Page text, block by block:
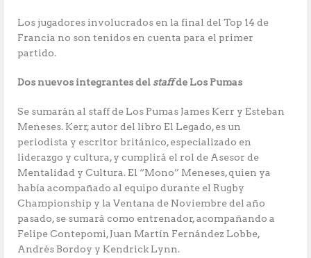
Los jugadores involucrados en la final del Top 14 de
Francia no son tenidos en cuenta para el primer
partido.
Dos nuevos integrantes del staffde Los Pumas
Se sumarán al staff de Los Pumas James Kerr y Esteban
Meneses. Kerr, autor del libro El Legado, es un
periodista y escritor británico, especializado en
liderazgo y cultura, y cumplirá el rol de Asesor de
Mentalidad y Cultura. El “Mono” Meneses, quien ya
había acompañado al equipo durante el Rugby
Championship y la Ventana de Noviembre del año
pasado, se sumará como entrenador, acompañando a
Felipe Contepomi, Juan Martín Fernández Lobbe,
Andrés Bordoy y Kendrick Lynn.